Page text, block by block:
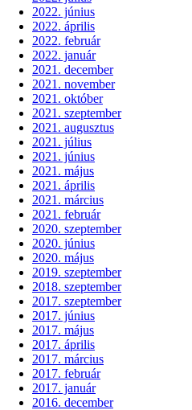
2022. június
2022. április
2022. február
2022. január
2021. december
2021. november
2021. október
2021. szeptember
2021. augusztus
2021. július
2021. június
2021. május
2021. április
2021. március
2021. február
2020. szeptember
2020. június
2020. május
2019. szeptember
2018. szeptember
2017. szeptember
2017. június
2017. május
2017. április
2017. március
2017. február
2017. január
2016. december